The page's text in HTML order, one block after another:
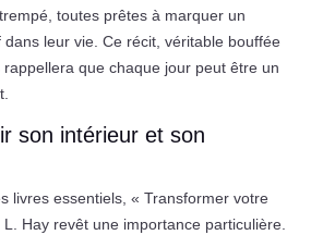
toutes prêtes à marquer un
dans leur vie. Ce récit, véritable bouffée
rappellera que chaque jour peut être un
son intérieur et son
livres essentiels, « Transformer votre
Hay revêt une importance particulière.